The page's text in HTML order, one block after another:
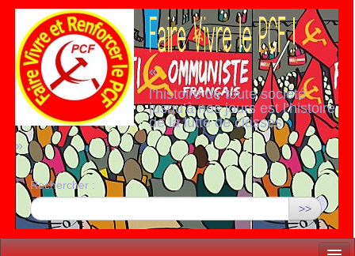
«
l’histoire de toute société
jusqu’à nos jours est l’histoire
de la lutte de classes
»
Rechercher :
>>